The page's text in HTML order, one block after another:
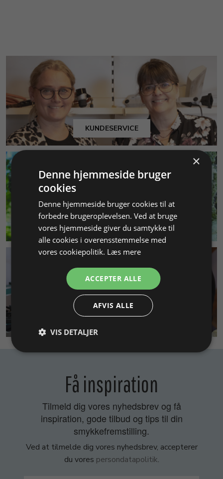
KUNDESERVICE
MILJØ & BÆREDYGTIGHED
SMYKKEKURSER
Få inspiration
Tilmeld dig vores nyhedsbrev og få
inspiration, gode tilbud og tips til din
smykkefremstilling.
Ved at tilmelde dig vores nyhedsbrev, accepterer
du vores persondatapolitik.
×
Denne hjemmeside bruger
cookies
Denne hjemmeside bruger cookies til at
forbedre brugeroplevelsen. Ved at bruge
vores hjemmeside giver du samtykke til
alle cookies i overensstemmelse med
vores cookiepolitik. Læs mere
ACCEPTER ALLE
AFVIS ALLE
VIS DETALJER